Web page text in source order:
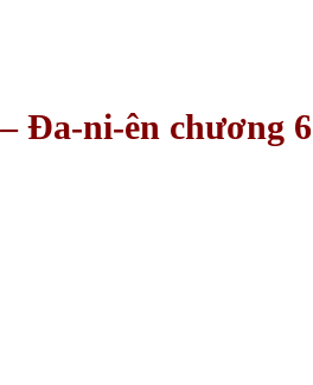
Đa-ni-ên chương 6